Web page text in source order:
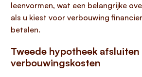
leenvormen, wat een belangrijke
als u kiest voor verbouwing
betalen.
Tweede hypotheek
verbouwingskosten